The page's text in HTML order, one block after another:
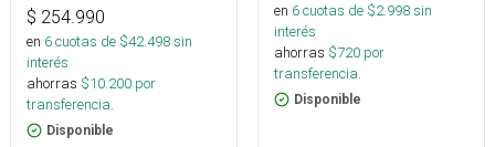
$ 254.990
en 6cuotas de $42.498sin
interés
ahorras $10.200 por
transferencia.
Disponible
en 6cuotas de $2.998sin
interés
ahorras $720 por
transferencia.
Disponible